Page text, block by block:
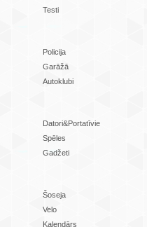
Testi
Policija
Garāžā
Autoklubi
Datori&Portatīvie
Spēles
Gadžeti
Šoseja
Velo
Kalendārs